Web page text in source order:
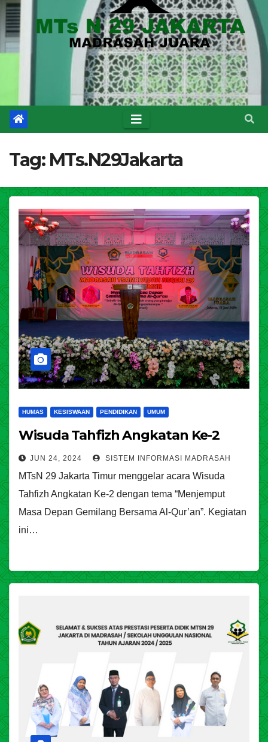
Tag: MTs.N29Jakarta
HUMAS KESISWAAN PENDIDIKAN UMUM
Wisuda Tahfizh Angkatan Ke-2
JUN 24, 2024 SISTEM INFORMASI MADRASAH
MTsN 29 Jakarta Timur menggelar acara Wisuda
Tahfizh Angkatan Ke-2 dengan tema “Menjemput
Masa Depan Gemilang Bersama Al-Qur’an”. Kegiatan
ini…